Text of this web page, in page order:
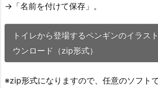
→「名前を付けて保存」。
トイレから登場するペンギンのイラス
ウンロード（zip形式）
※zip形式になりますので、任意のソフト